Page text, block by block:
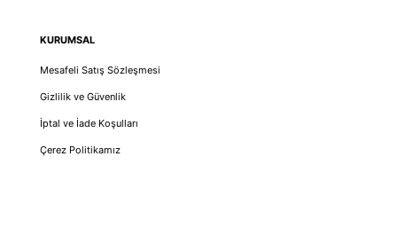
KURUMSAL
Mesafeli Satış Sözleşmesi
Gizlilik ve Güvenlik
İptal ve İade Koşulları
Çerez Politikamız